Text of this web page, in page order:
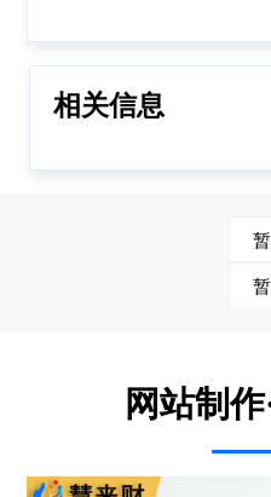
相关信息
网站制